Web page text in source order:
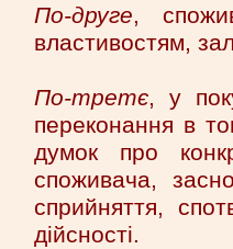
По-друге,
властивостям,
По-третє, у
переконання в
думок про
споживача,
сприйняття,
дійсності.